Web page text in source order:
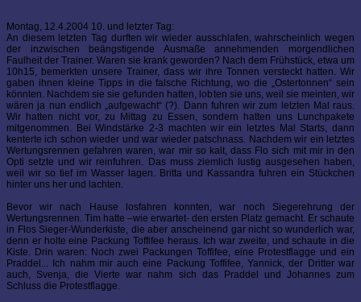
Montag, 12.4.2004 10. und letzter Tag:
An diesem letzten Tag durften wir wieder ausschlafen, wahrscheinlich wegen
der inzwischen beängstigende Ausmaße annehmenden morgendlichen
Faulheit der Trainer. Waren sie krank geworden? Nach dem Frühstück, etwa um
10h15, bemerkten unsere Trainer, dass wir ihre Tonnen versteckt hatten. Wir
gaben ihnen kleine Tipps in die falsche Richtung, wo die „Ostertonnen“ sein
könnten. Nachdem sie sie gefunden hatten, lobten sie uns, weil sie meinten, wir
wären ja nun endlich „aufgewacht“ (?). Dann fuhren wir zum letzten Mal raus.
Wir hatten nicht vor, zu Mittag zu Essen, sondern hatten uns Lunchpakete
mitgenommen. Bei Windstärke 2-3 machten wir ein letztes Mal Starts, dann
kenterte ich schon wieder und war wieder patschnass. Nachdem wir ein letztes
Wertungsrennen gefahren waren, war mir so kalt, dass Flo sich mit mir in den
Opti setzte und wir reinfuhren. Das muss ziemlich lustig ausgesehen haben,
weil wir so tief im Wasser lagen. Britta und Kassandra fuhren ein Stückchen
hinter uns her und lachten.
Bevor wir nach Hause losfahren konnten, war noch Siegerehrung der
Wertungsrennen. Tim hatte –wie erwartet- den ersten Platz gemacht. Er schaute
in Flos Sieger-Wunderkiste, die aber anscheinend gar nicht so wunderlich war,
denn er holte eine Packung Toffifee heraus. Ich war zweite, und schaute in die
Kiste. Drin waren: Noch zwei Packungen Toffifee, eine Protestflagge und ein
Praddel... Ich nahm mir auch eine Packung Toffifee, Yannick, der Dritter war
auch, Svenja, die Vierte war nahm sich das Praddel und Johannes zum
Schluss die Protestflagge.